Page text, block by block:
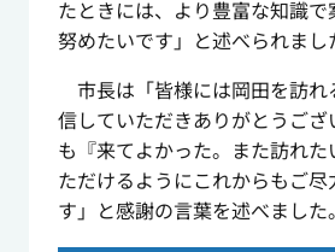
たときには、より豊富な知識
努めたいです」と述べられまし
市長は「皆様には岡田を訪れ
信していただきありがとうござ
も『来てよかった。また訪れ
ただけるようにこれからもご尽
す」と感謝の言葉を述べました。